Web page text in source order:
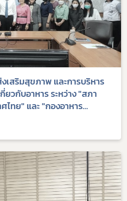
เสริมสุขภาพ และการบริหาร
วกับอาหาร ระหว่าง "สภา
ไทย" และ "กองอาหาร
าหารและยา" เพื่อเสริม
กิจของผู้ประกอบการไทย